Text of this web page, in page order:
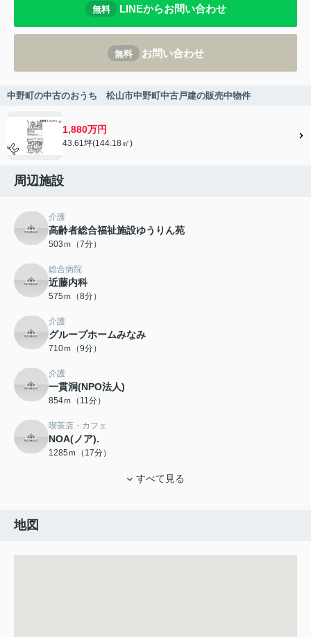
無料 LINEからお問い合わせ
無料 お問い合わせ
中野町の中古のおうち 松山市中野町中古戸建の販売中物件
1,880万円
43.61坪(144.18㎡)
周辺施設
介護
高齢者総合福祉施設ゆうりん苑
503ｍ（7分）
総合病院
近藤内科
575ｍ（8分）
介護
グループホームみなみ
710ｍ（9分）
介護
一貫洞(NPO法人)
854ｍ（11分）
喫茶店・カフェ
NOA(ノア).
1285ｍ（17分）
すべて見る
地図